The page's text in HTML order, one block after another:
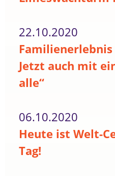
22.10.2020
Familienerlebnis
Jetzt auch mit
alle“
06.10.2020
Heute ist Welt-
Tag!